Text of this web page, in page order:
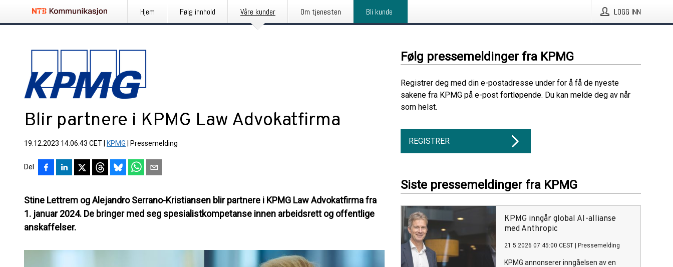
Hjem Følg innhold Våre kunder Om tjenesten Bli kunde LOGG INN
Blir partnere i KPMG Law Advokatfirma
19.12.2023 14:06:43 CET KPMG Pressemelding
Del
Stine Lettrem og Alejandro Serrano-Kristiansen blir partnere i KPMG Law Advokatfirma fra
1. januar 2024. De bringer med seg spesialistkompetanse innen arbeidsrett og offentlige
anskaffelser.
Følg pressemeldinger fra KPMG
Registrer deg med din e-postadresse under for å få de nyeste
sakene fra KPMG på e-post fortløpende. Du kan melde deg av når
som helst.
REGISTRER
Siste pressemeldinger fra KPMG
KPMG inngår global AI-allianse
med Anthropic
21.5.2026 07:45:00 CEST Pressemelding
KPMG annonserer inngåelsen av en